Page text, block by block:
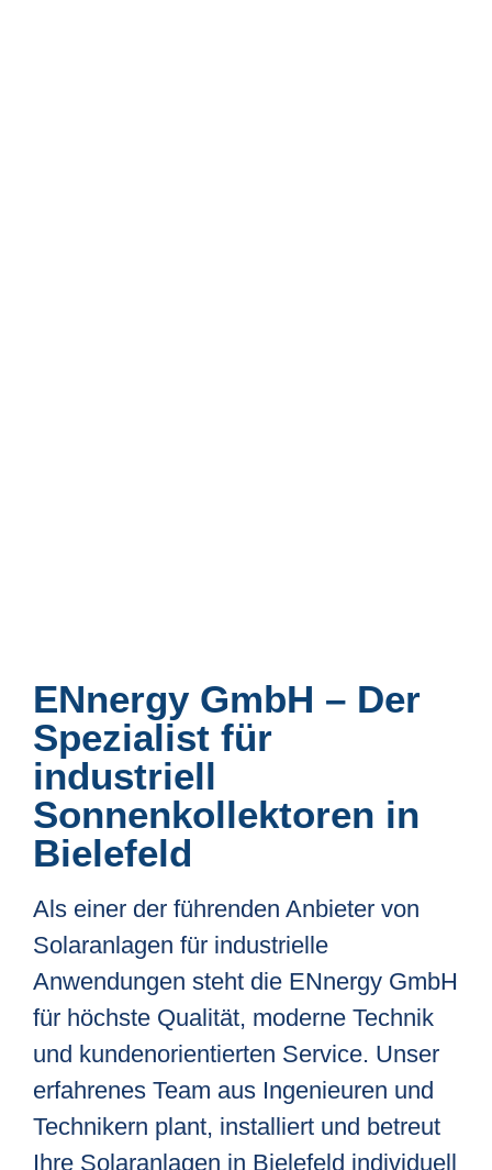
ENnergy GmbH – Der
Spezialist für
industriell
Sonnenkollektoren in
Bielefeld
Als einer der führenden Anbieter von
Solaranlagen für industrielle
Anwendungen steht die ENnergy GmbH
für höchste Qualität, moderne Technik
und kundenorientierten Service. Unser
erfahrenes Team aus Ingenieuren und
Technikern plant, installiert und betreut
Ihre Solaranlagen in Bielefeld individuell